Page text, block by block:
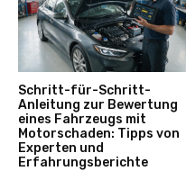
Schritt-für-Schritt-
Anleitung zur Bewertung
eines Fahrzeugs mit
Motorschaden: Tipps von
Experten und
Erfahrungsberichte